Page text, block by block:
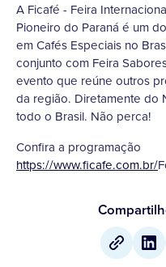
A Ficafé - Feira
Pioneiro do Paraná é um
em Cafés Especiais no
conjunto com Feira
evento que reúne outros
da região. Diretamente do
todo o Brasil. Não perca!
Confira a programação
https://www.ficafe.com.br/